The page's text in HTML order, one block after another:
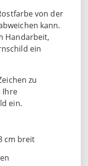
von der
kann.
Handarbeit,
ein
zu
Ihre
ein.
cm breit